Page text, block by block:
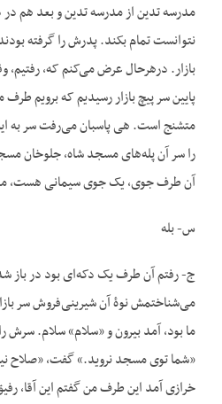
مدرسه تدین از مدرسه تدین و بعد هم در
نتوانست تمام بکند. پدرش را گرفته
بازار. درهرحال عرض می‌کنم که، رفتیم،
پایین سر پیچ بازار رسیدیم که برویم
متشنج است. هی پاسبان می‌رفت سر به
را سر آن پله‌های مسجد شاه، جلوخان
آن طرف جوی، یک جوی سیمانی هست،
س- بله
ج- رفتم آن طرف یک دکه‌ای بود در باز
می‌شناختمش نوۀ آن شیرینی‌فروش سر
ما بود، آمد بیرون و «سلام» سلام.
«شما توی مسجد نروید.» گفت، «صلاح
خرازی آمد این طرف من گفتم این آقا،